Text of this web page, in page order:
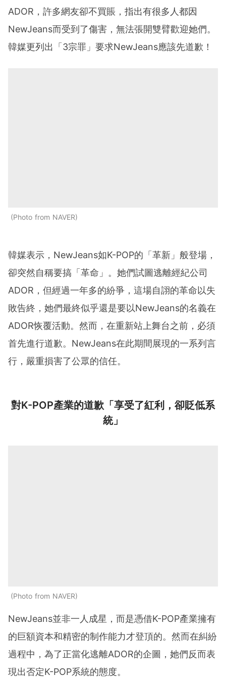
ADOR，許多網友卻不買賬，指出有很多人都因
NewJeans而受到了傷害，無法張開雙臂歡迎她們。
韓媒更列出「3宗罪」要求NewJeans應該先道歉！
Photo from NAVER
韓媒表示，NewJeans如K-POP的「革新」般登場，
卻突然自稱要搞「革命」。她們試圖逃離經紀公司
ADOR，但經過一年多的紛爭，這場自詡的革命以失
敗告終，她們最終似乎還是要以NewJeans的名義在
ADOR恢覆活動。然而，在重新站上舞台之前，必須
首先進行道歉。NewJeans在此期間展現的一系列言
行，嚴重損害了公眾的信任。
對K-POP產業的道歉「享受了紅利，卻貶低系
統」
Photo from NAVER
NewJeans並非一人成星，而是憑借K-POP產業擁有
的巨額資本和精密的制作能力才登頂的。然而在糾紛
過程中，為了正當化逃離ADOR的企圖，她們反而表
現出否定K-POP系統的態度。